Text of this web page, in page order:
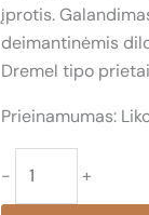
įprotis.
deimantinėmis
Dremel tipo
Prieinamumas:
-
kiekis:
+